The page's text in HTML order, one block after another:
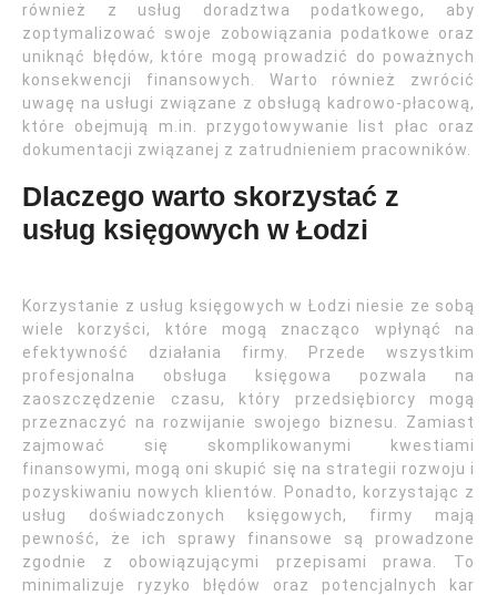
również z usług doradztwa podatkowego, aby
zoptymalizować swoje zobowiązania podatkowe oraz
uniknąć błędów, które mogą prowadzić do poważnych
konsekwencji finansowych. Warto również zwrócić
uwagę na usługi związane z obsługą kadrowo-płacową,
które obejmują m.in. przygotowywanie list płac oraz
dokumentacji związanej z zatrudnieniem pracowników.
Dlaczego warto skorzystać z
usług księgowych w Łodzi
Korzystanie z usług księgowych w Łodzi niesie ze sobą
wiele korzyści, które mogą znacząco wpłynąć na
efektywność działania firmy. Przede wszystkim
profesjonalna obsługa księgowa pozwala na
zaoszczędzenie czasu, który przedsiębiorcy mogą
przeznaczyć na rozwijanie swojego biznesu. Zamiast
zajmować się skomplikowanymi kwestiami
finansowymi, mogą oni skupić się na strategii rozwoju i
pozyskiwaniu nowych klientów. Ponadto, korzystając z
usług doświadczonych księgowych, firmy mają
pewność, że ich sprawy finansowe są prowadzone
zgodnie z obowiązującymi przepisami prawa. To
minimalizuje ryzyko błędów oraz potencjalnych kar